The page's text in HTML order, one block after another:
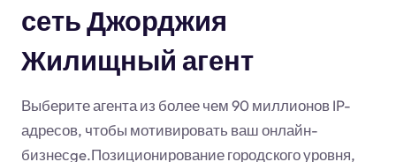
сеть Джорджия
Жилищный агент
Выберите агента из более чем 90 миллионов IP-
адресов, чтобы мотивировать ваш онлайн-
бизнесge.Позиционирование городского уровня,